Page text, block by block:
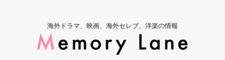
海外ドラマ、映画、海外セレブ、洋楽の情報